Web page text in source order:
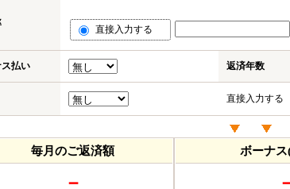
直接入力する
払い 返済年数
直接入力する
毎月のご返済額
－
ボーナ